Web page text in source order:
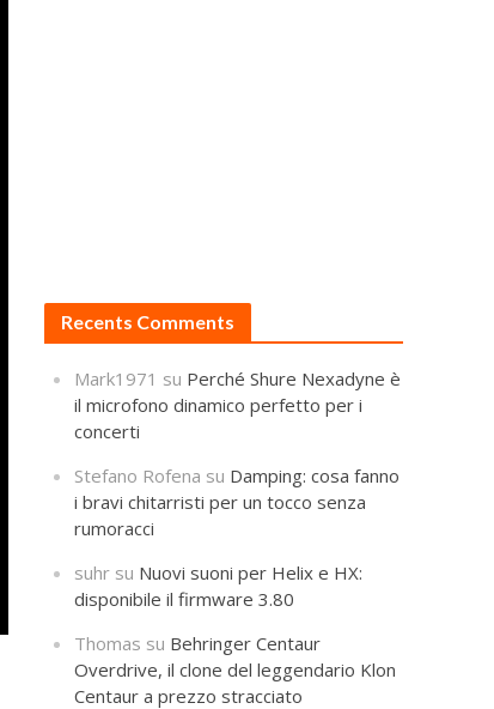
Recents Comments
Mark1971 su Perché Shure Nexadyne è
il microfono dinamico perfetto per i
concerti
Stefano Rofena su Damping: cosa fanno
i bravi chitarristi per un tocco senza
rumoracci
suhr su Nuovi suoni per Helix e HX:
disponibile il firmware 3.80
Thomas su Behringer Centaur
Overdrive, il clone del leggendario Klon
Centaur a prezzo stracciato